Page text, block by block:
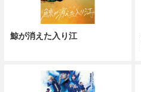
鯨が消えた入り江